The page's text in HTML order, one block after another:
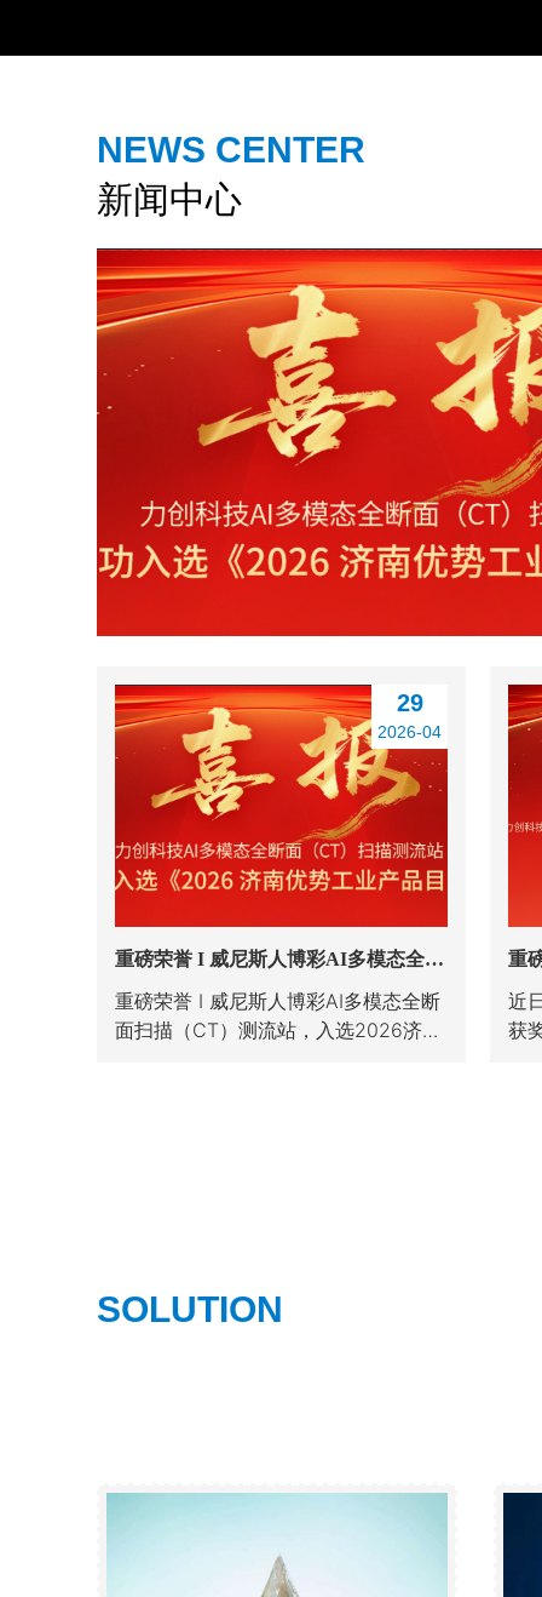
NEWS CENTER
新闻中心
29
2026-04
重磅荣誉 I 威尼斯人博彩AI多模态全断
面扫描（CT）测流站，入选2026济南
优势工业品目录
重磅荣誉 I 威尼斯人博彩AI多模态全断
面扫描（CT）测流站，入选2026济南
重
度
近
获
SOLUTION